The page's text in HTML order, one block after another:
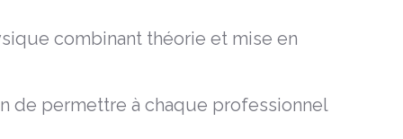
combinant théorie et mise en
de permettre à chaque professionnel